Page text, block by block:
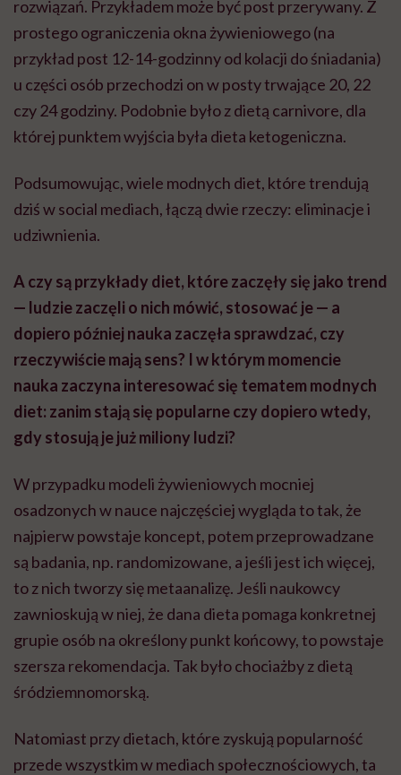
rozwiązań. Przykładem może być post przerywany. Z
prostego ograniczenia okna żywieniowego (na
przykład post 12-14-godzinny od kolacji do śniadania)
u części osób przechodzi on w posty trwające 20, 22
czy 24 godziny. Podobnie było z dietą carnivore, dla
której punktem wyjścia była dieta ketogeniczna.
Podsumowując, wiele modnych diet, które trendują
dziś w social mediach, łączą dwie rzeczy: eliminacje i
udziwnienia.
A czy są przykłady diet, które zaczęły się jako trend
— ludzie zaczęli o nich mówić, stosować je — a
dopiero później nauka zaczęła sprawdzać, czy
rzeczywiście mają sens? I w którym momencie
nauka zaczyna interesować się tematem modnych
diet: zanim stają się popularne czy dopiero wtedy,
gdy stosują je już miliony ludzi?
W przypadku modeli żywieniowych mocniej
osadzonych w nauce najczęściej wygląda to tak, że
najpierw powstaje koncept, potem przeprowadzane
są badania, np. randomizowane, a jeśli jest ich więcej,
to z nich tworzy się metaanalizę. Jeśli naukowcy
zawnioskują w niej, że dana dieta pomaga konkretnej
grupie osób na określony punkt końcowy, to powstaje
szersza rekomendacja. Tak było chociażby z dietą
śródziemnomorską.
Natomiast przy dietach, które zyskują popularność
przede wszystkim w mediach społecznościowych, ta